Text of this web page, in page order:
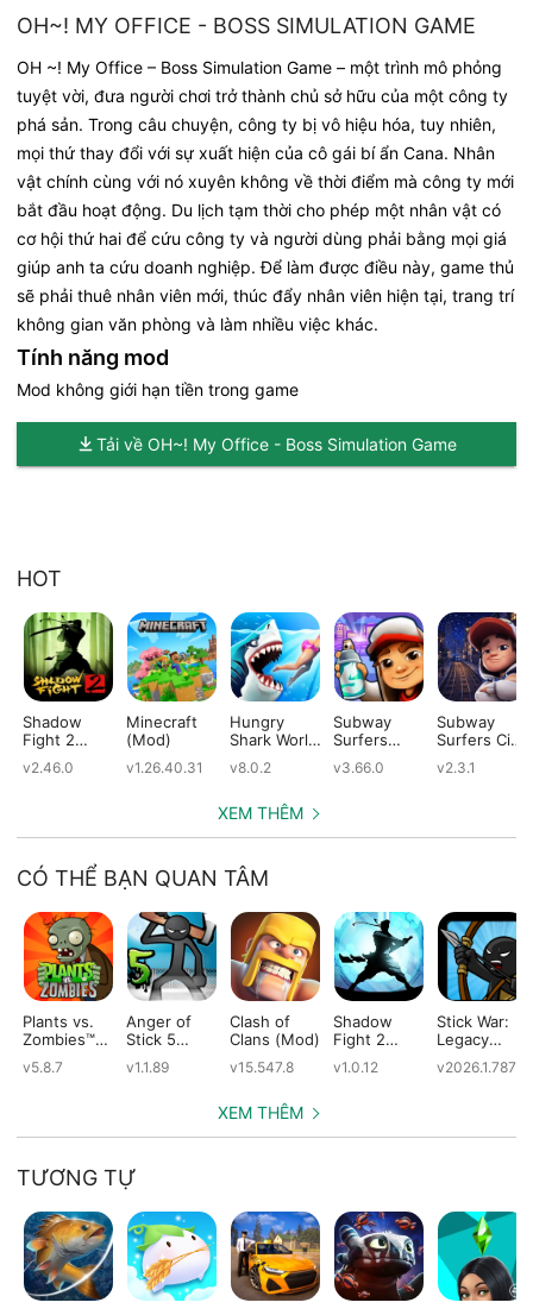
OH~! MY OFFICE - BOSS SIMULATION GAME
OH ~! My Office – Boss Simulation Game – một trình mô phỏng
tuyệt vời, đưa người chơi trở thành chủ sở hữu của một công ty
phá sản. Trong câu chuyện, công ty bị vô hiệu hóa, tuy nhiên,
mọi thứ thay đổi với sự xuất hiện của cô gái bí ẩn Cana. Nhân
vật chính cùng với nó xuyên không về thời điểm mà công ty mới
bắt đầu hoạt động. Du lịch tạm thời cho phép một nhân vật có
cơ hội thứ hai để cứu công ty và người dùng phải bằng mọi giá
giúp anh ta cứu doanh nghiệp. Để làm được điều này, game thủ
sẽ phải thuê nhân viên mới, thúc đẩy nhân viên hiện tại, trang trí
không gian văn phòng và làm nhiều việc khác.
Tính năng mod
Mod không giới hạn tiền trong game
Tải về OH~! My Office - Boss Simulation Game
HOT
Shadow
Fight 2
v2.46.0
Minecraft
(Mod)
v1.26.40.31
Hungry
Shark World
v8.0.2
Subway
Surfers
v3.66.0
Subway
Surfers City
v2.3.1
XEM THÊM
CÓ THỂ BẠN QUAN TÂM
Plants vs.
Zombies™
v5.8.7
Anger of
Stick 5
v1.1.89
Clash of
Clans (Mod)
v15.547.8
Shadow
Fight 2
Edition
v1.0.12
Stick War:
Legacy
v2026.1.787
XEM THÊM
TƯƠNG TỰ